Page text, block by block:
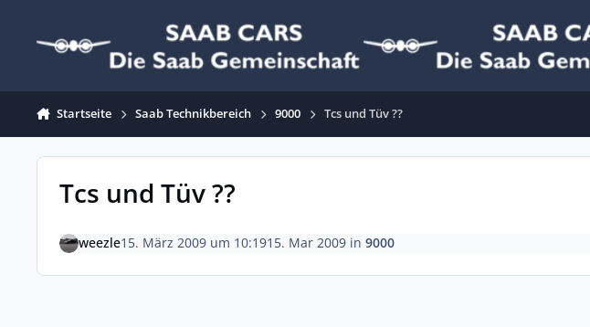
Startseite Saab Technikbereich 9000 Tcs und Tüv ??
Tcs und Tüv ??
weezle15. März 2009 um 10:1915. Mar 2009in 9000